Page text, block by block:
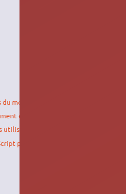
montage vidéo avec avidemux
en lot
utilisable en ligne de commande
pour Avidemux